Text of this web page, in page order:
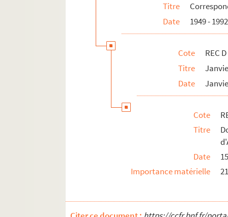
REC D 1.49 1-2. Février Septembre
REC D 1.50 1-21. Non datées.
REC D 2.1-6. Autres courriers.
REC T 1-3. Documents photographiques et
Titre
Date
1949 - 1992
Cote
REC
Titre
Date
Cote
Titre
Date
Importance matérielle